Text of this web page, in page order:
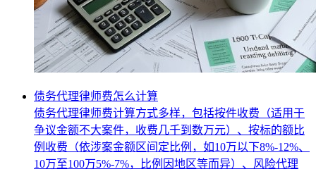
债务代理律师费怎么计算
债务代理律师费计算方式多样，包括按件收费（适用于
争议金额不大案件，收费几千到数万元）、按标的额比
例收费（依涉案金额区间定比例，如10万以下8%-12%、
10万至100万5%-7%，比例因地区等而异）、风险代理